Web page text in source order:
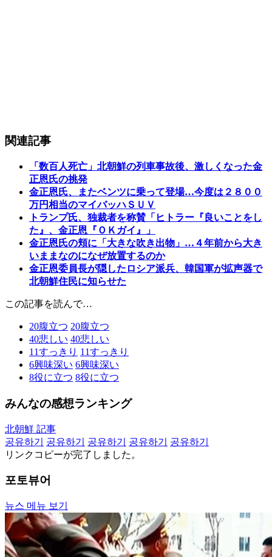
関連記事
「数百人死亡」北朝鮮の列車事故後、激しくなった金
正恩氏の挑発
金正恩氏、またベンツに乗って登場…今度は２８００
万円相当のマイバッハＳＵＶ
トランプ氏、独裁者を称賛「ヒトラー『良いことをし
た』、金正恩『ＯＫガイ』」
金正恩氏の頬に「大きな吹き出物」…４年前から大き
いままなのになぜ放置するのか
金正恩委員長が隠したロシア派兵、韓国軍が拡声器で
北朝鮮住民に知らせた
この記事を読んで…
20腹立つ 20腹立つ
40悲しい 40悲しい
11すっきり 11すっきり
6興味深い 6興味深い
8役に立つ 8役に立つ
みんなの感想ランキング
北朝鮮 記事
공유하기
공유하기 공유하기 공유하기
공유하기
リンクコピーが完了しました。
포토뷰어
뉴스 메뉴 보기